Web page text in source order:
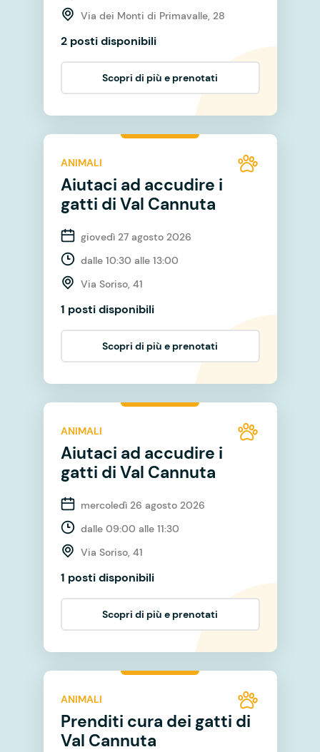
Via dei Monti di Primavalle, 28
2 posti disponibili
Scopri di più e prenotati
ANIMALI
Aiutaci ad accudire i
gatti di Val Cannuta
giovedì 27 agosto 2026
dalle 10:30 alle 13:00
Via Soriso, 41
1 posti disponibili
Scopri di più e prenotati
ANIMALI
Aiutaci ad accudire i
gatti di Val Cannuta
mercoledì 26 agosto 2026
dalle 09:00 alle 11:30
Via Soriso, 41
1 posti disponibili
Scopri di più e prenotati
ANIMALI
Prenditi cura dei gatti di
Val Cannuta